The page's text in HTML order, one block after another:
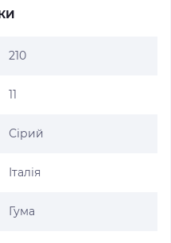
210
11
Сірий
Італія
Гума